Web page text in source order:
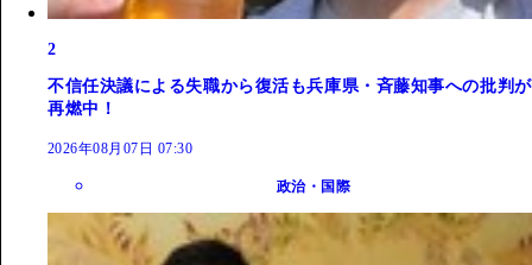
2
不信任決議による失職から復活も兵庫県・斉藤知事への批判が
再燃中！
2026年08月07日 07:30
政治・国際